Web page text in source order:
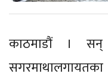
काठमाडौं ।